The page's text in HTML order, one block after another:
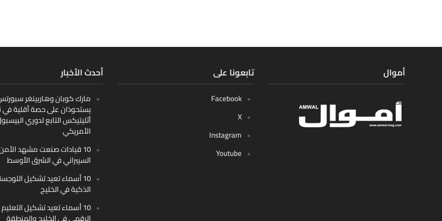
أحدث الأخبار
مارك كوبان وهاربينغر سبورتس
يستحوذان على حصة أقلية في
أثليتيكس التابع لدوري
الأمريكي
10 قيادات صنعت مشهد
السيبراني في الشرق الأوسط
10 أسماء تعيد تشكيل
الذكية في الخليج
10 أسماء تعيد تشكيل التعليم
تابعونا على
Facebook
X
Instagram
Youtube
أموال